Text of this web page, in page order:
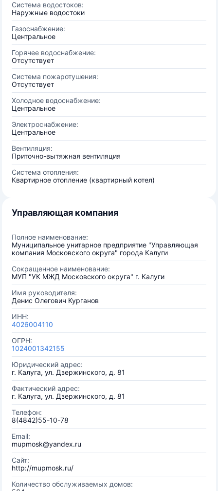
Система водостоков:
Наружные водостоки
Газоснабжение:
Центральное
Горячее водоснабжение:
Отсутствует
Система пожаротушения:
Отсутствует
Холодное водоснабжение:
Центральное
Электроснабжение:
Центральное
Вентиляция:
Приточно-вытяжная вентиляция
Система отопления:
Квартирное отопление (квартирный котел)
Управляющая компания
Полное наименование:
Муниципальное унитарное предприятие "Управляющая
компания Московского округа" города Калуги
Сокращенное наименование:
МУП "УК МЖД Московского округа" г. Калуги
Имя руководителя:
Денис Олегович Курганов
ИНН:
4026004110
ОГРН:
1024001342155
Юридический адрес:
г. Калуга, ул. Дзержинского, д. 81
Фактический адрес:
г. Калуга, ул. Дзержинского, д. 81
Телефон:
8(4842)55-10-78
Email:
mupmosk@yandex.ru
Сайт:
http://mupmosk.ru/
Количество обслуживаемых домов: